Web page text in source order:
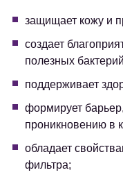
защищает кожу и
создает
полезных
поддерживает
формирует
проникновению в
обладает
фильтра;